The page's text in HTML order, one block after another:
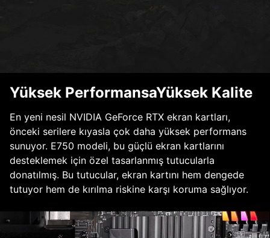
Yüksek PerformansaYüksek Kalite
En yeni nesil NVIDIA GeForce RTX ekran kartları,
önceki serilere kıyasla çok daha yüksek performans
sunuyor. E750 modeli, bu güçlü ekran kartlarını
desteklemek için özel tasarlanmış tutucularla
donatılmış. Bu tutucular, ekran kartını hem dengede
tutuyor hem de kırılma riskine karşı koruma sağlıyor.